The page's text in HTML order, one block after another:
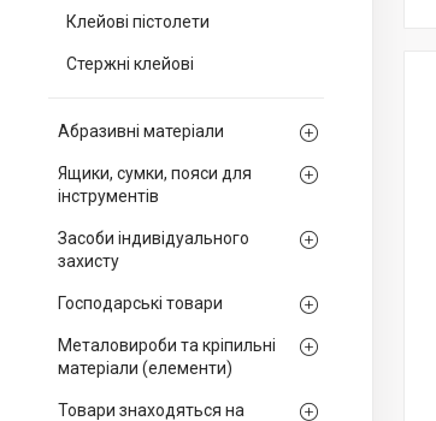
Клейові пістолети
Стержні клейові
Абразивні матеріали
Ящики, сумки, пояси для
інструментів
Засоби індивідуального
захисту
Господарські товари
Металовироби та кріпильні
матеріали (елементи)
Товари знаходяться на